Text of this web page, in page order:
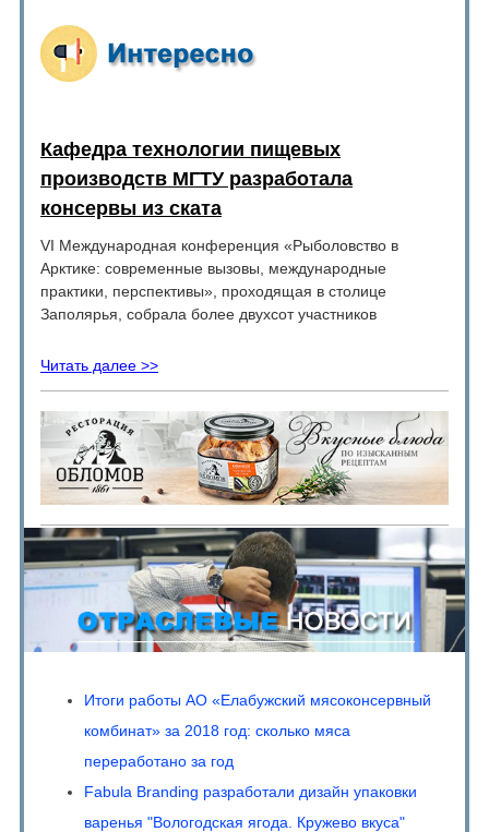
Кафедра технологии пищевых
производств МГТУ разработала
консервы из ската
VI Международная конференция «Рыболовство в
Арктике: современные вызовы, международные
практики, перспективы», проходящая в столице
Заполярья, собрала более двухсот участников
Читать далее >>
Итоги работы АО «Елабужский мясоконсервный
комбинат» за 2018 год: сколько мяса
переработано за год
Fabula Branding разработали дизайн упаковки
варенья "Вологодская ягода. Кружево вкуса"